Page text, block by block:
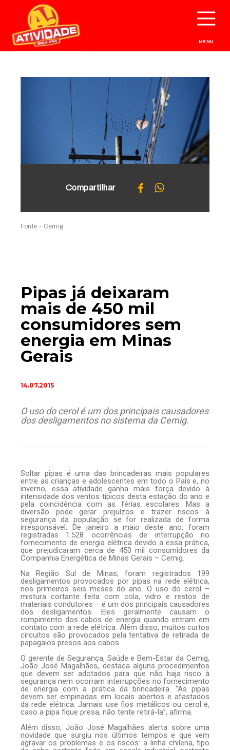
MENU
Pipas já deixaram
mais de 450 mil
consumidores sem
energia em Minas
Gerais
14.07.2015
O uso do cerol é um dos principais causadores
dos desligamentos no sistema da Cemig.
Soltar pipas é uma das brincadeiras mais populares
entre as crianças e adolescentes em todo o País e, no
inverno, essa atividade ganha mais força devido à
intensidade dos ventos típicos desta estação do ano e
pela coincidência com as férias escolares. Mas a
diversão pode gerar prejuízos e trazer riscos à
segurança da população se for realizada de forma
irresponsável. De janeiro a maio deste ano, foram
registradas 1.528 ocorrências de interrupção no
fornecimento de energia elétrica devido a essa prática,
que prejudicaram cerca de 450 mil consumidores da
Companhia Energética de Minas Gerais – Cemig.
Na Região Sul de Minas, foram registrados 199
desligamentos provocados por pipas na rede elétrica,
nos primeiros seis meses do ano. O uso do cerol –
mistura cortante feita com cola, vidro e restos de
materiais condutores – é um dos principais causadores
dos desligamentos. Eles geralmente causam o
rompimento dos cabos de energia quando entram em
contato com a rede elétrica. Além disso, muitos curtos
circuitos são provocados pela tentativa de retirada de
papagaios presos aos cabos.
O gerente de Segurança, Saúde e Bem-Estar da Cemig,
João José Magalhães, destaca alguns procedimentos
que devem ser adotados para que não haja risco à
segurança nem ocorram interrupções no fornecimento
de energia com a prática da brincadeira. “As pipas
devem ser empinadas em locais abertos e afastados
da rede elétrica. Jamais use fios metálicos ou cerol e,
caso a pipa fique presa, não tente retirá-la”, afirma.
Além disso, João José Magalhães alerta sobre uma
novidade que surgiu nos últimos tempos e que vem
agravar os problemas e os riscos: a linha chilena, tipo
Compartilhar
Fonte - Cemig